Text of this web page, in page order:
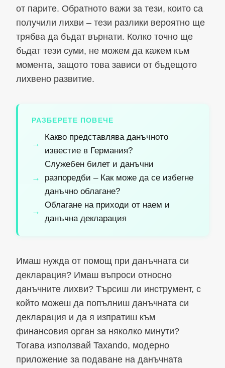
от парите. Обратното важи за тези, които са
получили лихви – тези разлики вероятно ще
трябва да бъдат върнати. Колко точно ще
бъдат тези суми, не можем да кажем към
момента, защото това зависи от бъдещото
лихвено развитие.
РАЗБЕРЕТЕ ПОВЕЧЕ
Какво представлява данъчното
известие в Германия?
Служебен билет и данъчни
разпоредби – Как може да се избегне
данъчно облагане?
Облагане на приходи от наем и
данъчна декларация
Имаш нужда от помощ при данъчната си
декларация? Имаш въпроси относно
данъчните лихви? Търсиш ли инструмент, с
който можеш да попълниш данъчната си
декларация и да я изпратиш към
финансовия орган за няколко минути?
Тогава използвай Taxando, модерно
приложение за подаване на данъчната